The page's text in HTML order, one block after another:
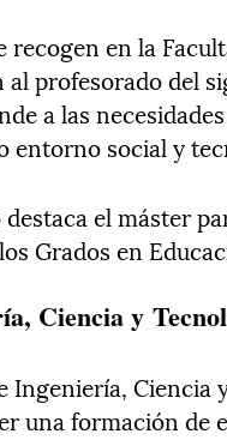
recogen en la
profesorado del
a las
entorno social y
el máster
Grados en
Ciencia y
Ingeniería,
una formación de